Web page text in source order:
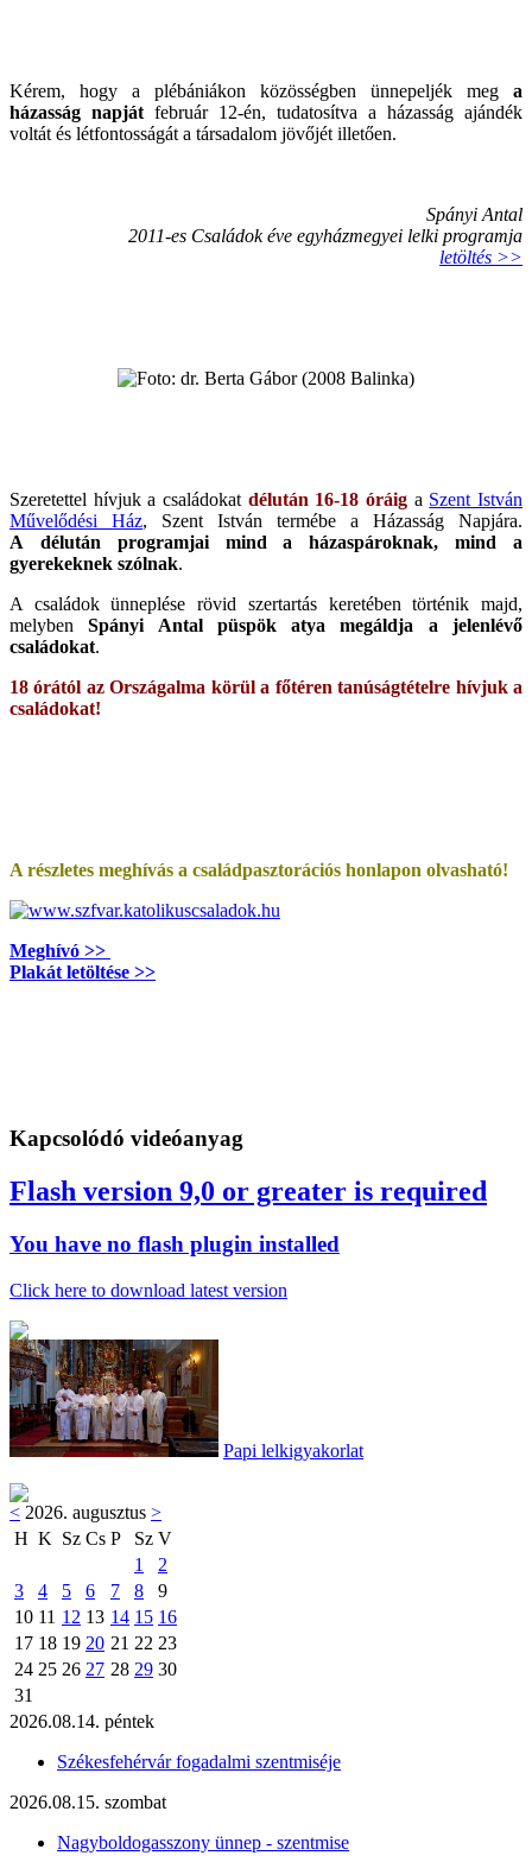
Kérem, hogy a plébániákon közösségben ünnepeljék meg a
házasság napját február 12-én, tudatosítva a házasság ajándék
voltát és létfontosságát a társadalom jövőjét illetően.
Spányi Antal
2011-es Családok éve egyházmegyei lelki programja
letöltés >>
Szeretettel hívjuk a családokat délután 16-18 óráig a Szent István
Művelődési Ház, Szent István termébe a Házasság Napjára.
A délután programjai mind a házaspároknak, mind a
gyerekeknek szólnak.
A családok ünneplése rövid szertartás keretében történik majd,
melybenSpányi Antal püspök atya megáldja a jelenlévő
családokat.
18 órától az Országalma körül a főtéren tanúságtételre hívjuk a
családokat!
A részletes meghívás a családpasztorációs honlapon olvasható!
Meghívó >>
Plakát letöltése >>
Kapcsolódó videóanyag
Flash version 9,0 or greater is required
You have no flash plugin installed
Click here to download latest version
Papi lelkigyakorlat
< 2026. augusztus >
H K Sz Cs P Sz V
1
2
3
4 5 6 7 8
9
10 11 12 13 14 15 16
17 18 19 20 21 22 23
24 25 26 27 28 29 30
31
2026.08.14. péntek
Székesfehérvár fogadalmi szentmiséje
2026.08.15. szombat
Nagyboldogasszony ünnep - szentmise